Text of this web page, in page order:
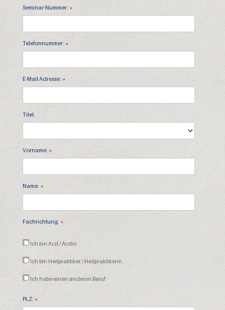
Seminar-Nummer: *
Telefonnummer: *
E-Mail Adresse: *
Titel:
Vorname: *
Name: *
Fachrichtung: *
Ich bin Arzt / Ärztin
Ich bin Heilpraktiker / Heilpraktikerin
Ich habe einen anderen Beruf
PLZ: *